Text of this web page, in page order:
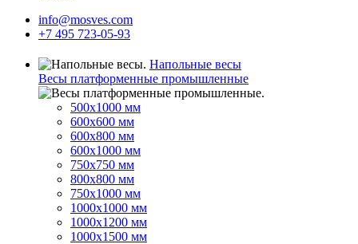
info@mosves.com
+7 495 723-05-93
Напольные весы
Весы платформенные промышленные
500x1000 мм
600x600 мм
600x800 мм
600x1000 мм
750x750 мм
800x800 мм
750x1000 мм
1000x1000 мм
1000x1200 мм
1000x1500 мм